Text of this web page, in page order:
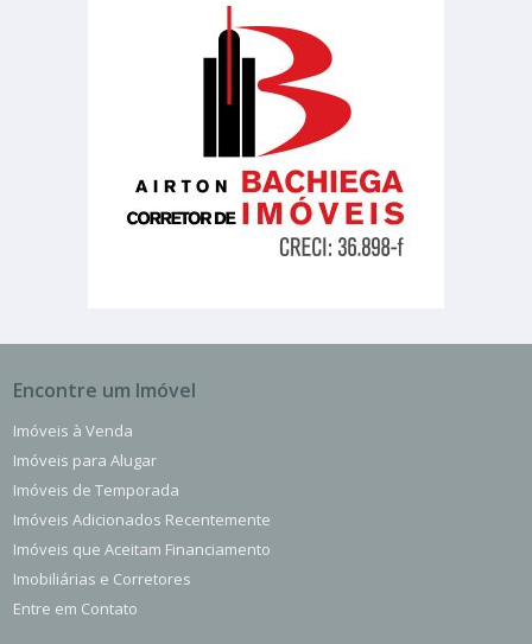
Encontre um Imóvel
Imóveis à Venda
Imóveis para Alugar
Imóveis de Temporada
Imóveis Adicionados Recentemente
Imóveis que Aceitam Financiamento
Imobiliárias e Corretores
Entre em Contato